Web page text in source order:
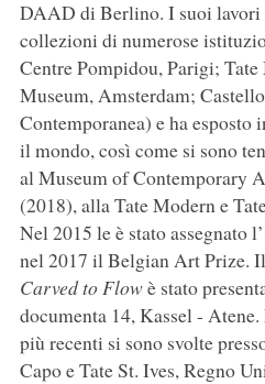
DAAD di Berlino. I suoi lavori
collezioni di numerose
Centre Pompidou, Parigi;
Museum, Amsterdam;
Contemporanea) e ha
il mondo, così come si sono
al Museum of Contemporary
(2018), alla Tate Modern e
Nel 2015 le è stato assegnato
nel 2017 il Belgian Art Prize.
Carved to Flowè stato
documenta 14, Kassel -
più recenti si sono svolte
Capo e Tate St. Ives, Regno